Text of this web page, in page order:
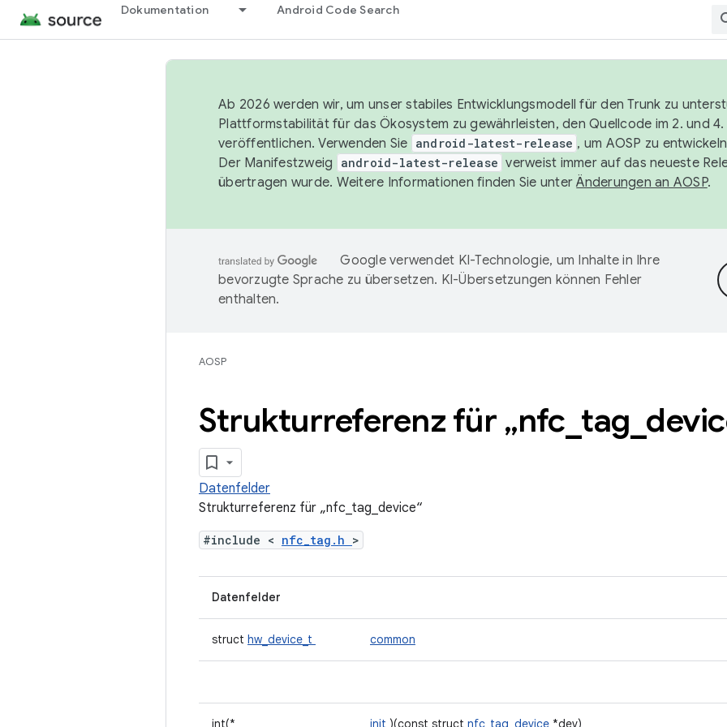
Dokumentation Android Code Search
Ab 2026 werden wir, um unser stabiles Entwicklungsmodell für den Trunk zu
Plattformstabilität für das Ökosystem zu gewährleisten, den Quellcode im 2. und 4.
veröffentlichen. Verwenden Sie android-latest-release , um AOSP zu
Der Manifestzweig
android-latest-release verweist immer auf das neueste
übertragen wurde. Weitere Informationen finden Sie unterÄnderungen an AOSP.
Google verwendet KI-Technologie, um Inhalte in Ihre
bevorzugte Sprache zu übersetzen. KI-Übersetzungen können Fehler
enthalten.
AOSP
Strukturreferenz für „nfc tag
Datenfelder
Strukturreferenz für „nfc_tag_device“
#include < nfc_tag.h >
Datenfelder
struct hw_device_t common
int(* init )(const struct nfc_tag_device *dev)